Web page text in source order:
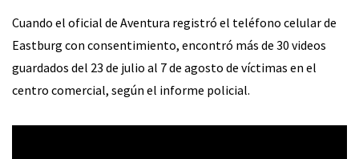
Cuando el oficial de Aventura registró el teléfono celular de
Eastburg con consentimiento, encontró más de 30 videos
guardados del 23 de julio al 7 de agosto de víctimas en el
centro comercial, según el informe policial.